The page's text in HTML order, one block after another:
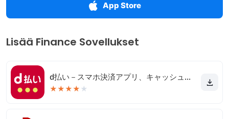
App Store
Lisää Finance Sovellukset
d払い－スマホ決済アプリ、キャッシュレスでお支払い
★★★★ ★